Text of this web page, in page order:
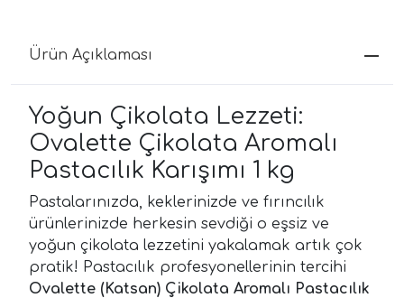
Ürün Açıklaması
Yoğun Çikolata Lezzeti:
Ovalette Çikolata Aromalı
Pastacılık Karışımı 1 kg
Pastalarınızda, keklerinizde ve fırıncılık
ürünlerinizde herkesin sevdiği o eşsiz ve
yoğun çikolata lezzetini yakalamak artık çok
pratik! Pastacılık profesyonellerinin tercihi
Ovalette (Katsan) Çikolata Aromalı Pastacılık